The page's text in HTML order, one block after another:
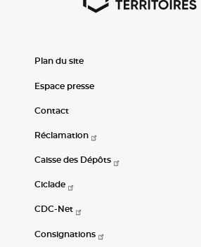
Plan du site
Espace presse
Contact
Réclamation
Caisse des Dépôts
Ciclade
CDC-Net
Consignations